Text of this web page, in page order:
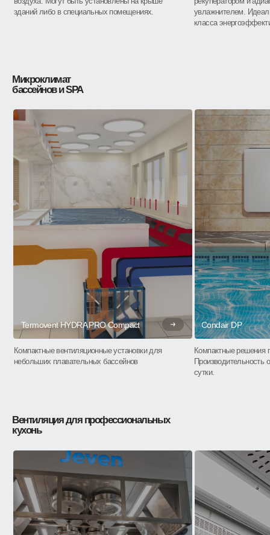
зданий либо в специальных помещениях.
увлажнителем.
класса
Микроклимат
бассейнов и SPA
Termovent HYDRA PRO Compact
Компактные вентиляционные установки для
небольших плавательных бассейнов
Condair DP
Компактные решения
Производительность
сутки.
Вентиляция для профессиональных
кухонь